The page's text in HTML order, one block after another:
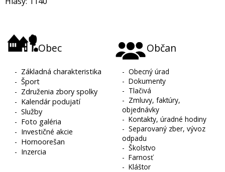
Obec
- Základná charakteristika
-Šport
- Združenia zbory spolky
- Kalendár podujatí
-Služby
- Foto galéria
- Investičné akcie
- Hornoorešan
- Inzercia
Občan
-Obecný úrad
-Dokumenty
- Tlačivá
- Zmluvy, faktúry,
objednávky
-Kontakty, úradné hodiny
-Separovaný zber, vývoz
odpadu
-Školstvo
-Farnosť
-Kláštor